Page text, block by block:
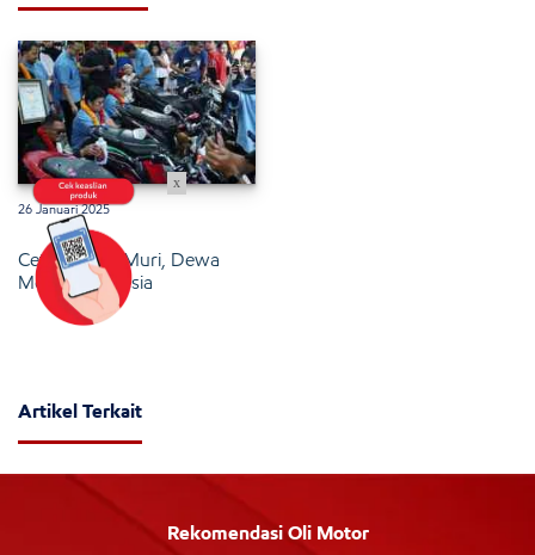
26 Januari 2025
Cetak Rekor Muri, Dewa
Motor Indonesia
Artikel Terkait
Rekomendasi Oli Motor
x